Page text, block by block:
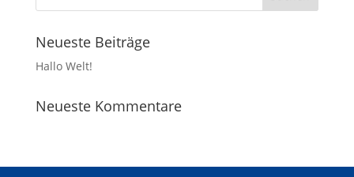
Neueste Beiträge
Hallo Welt!
Neueste Kommentare